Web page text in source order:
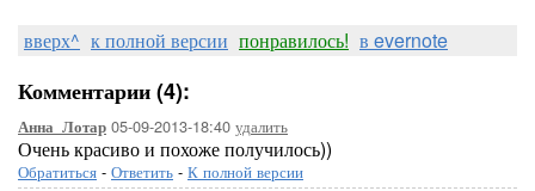
вверх^ к полной версии понравилось! в evernote
Комментарии (4):
Анна_Лотар 05-09-2013-18:40 удалить
Очень красиво и похоже получилось))
Обратиться - Ответить - К полной версии